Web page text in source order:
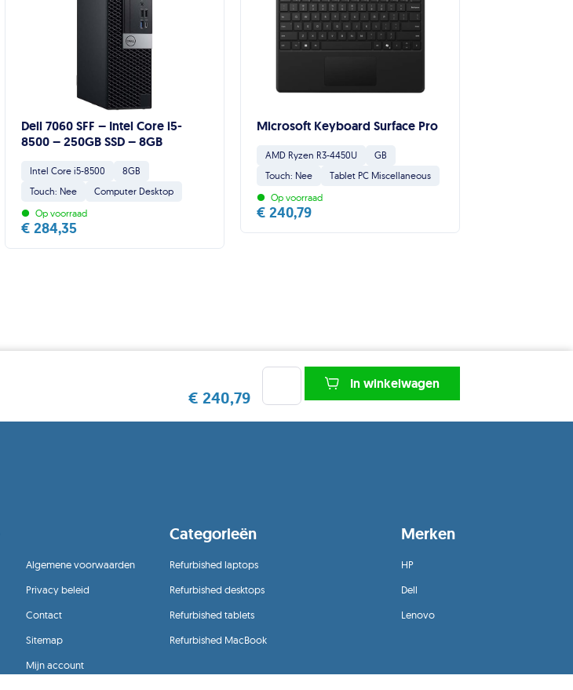
Dell 7060 SFF – Intel Core i5-
8500 – 250GB SSD – 8GB
Intel Core i5-8500
8GB
Touch: Nee
Computer Desktop
• Op voorraad
€ 284,35
Microsoft Keyboard Surface Pro
AMD Ryzen R3-4450U
GB
Touch: Nee
Tablet PC Miscellaneous
• Op voorraad
€ 240,79
€ 240,79
In winkelwagen
Algemene voorwaarden
Privacy beleid
Contact
Sitemap
Mijn account
Categorieën
Refurbished laptops
Refurbished desktops
Refurbished tablets
Refurbished MacBook
Merken
HP
Dell
Lenovo